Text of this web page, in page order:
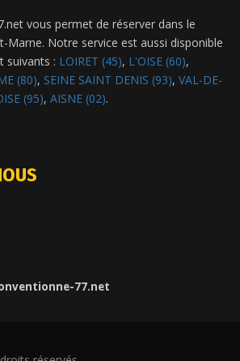
vous permet de réserver dans le
Marne. Notre service est aussi disponible
suivants : LOIRET (45), L'OISE (60),
(80), SEINE SAINT DENIS (93), VAL-DE-
(95), AISNE (02).
77.net